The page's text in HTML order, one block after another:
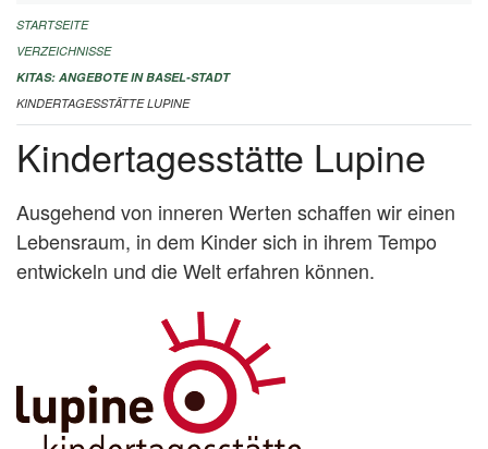
ALLGEMEINE INFORMATIONEN
IMPRESSUM
STARTSEITE
VERZEICHNISSE
KITAS: ANGEBOTE IN BASEL-STADT
KINDERTAGESSTÄTTE LUPINE
Kindertagesstätte Lupine
Ausgehend von inneren Werten schaffen wir einen
Lebensraum, in dem Kinder sich in ihrem Tempo
entwickeln und die Welt erfahren können.